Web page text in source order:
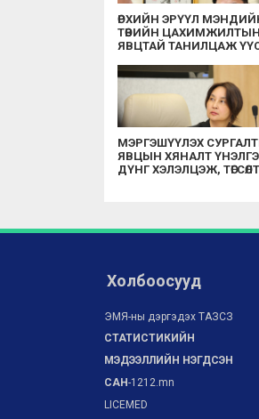
ӨРХИЙН ЭРҮҮЛ
ТӨВИЙН ЦАХИМЖИЛТЫН
ЯВЦТАЙ ТАНИЛЦАЖ
ШИЙДВЭРЛЭХИЙГ ҮҮРЭГ
МЭРГЭШҮҮЛЭХ
ЯВЦЫН ХЯНАЛТ
ДҮНГ ХЭЛЭЛЦЭЖ,
Холбоосууд
ЭМЯ-ны дэргэдэх ТАЗСЗ
СТАТИСТИКИЙН
МЭДЭЭЛЛИЙН НЭГДСЭН
САН-1212.mn
LICEMED